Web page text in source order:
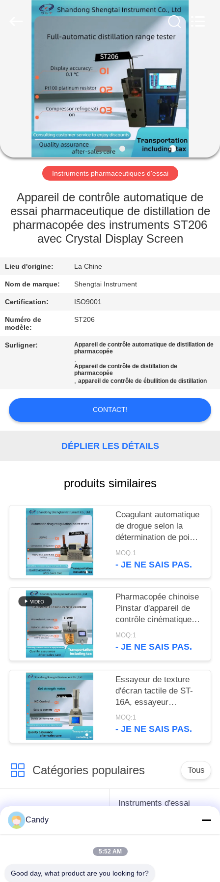
PRODUITS
SUJET
DE
NOUS
VISITE
D'USINE
CONTRÔLE
QUALITÉ
CONTACTEZ-
NOUS
DEMANDEZ
PLAN
Instruments pharmaceutiques d'essai
Appareil de contrôle automatique de
essai pharmaceutique de distillation de
pharmacopée des instruments ST206
avec Crystal Display Screen
Lieu d'origine: La Chine
Nom de marque: Shengtai Instrument
Certification: ISO9001
Numéro de
modèle:
ST206
Surligner:
Appareil de contrôle automatique de distillation de
pharmacopée
,
Appareil de contrôle de distillation de
pharmacopée
,appareil de contrôle de ébullition de distillation
CONTACT!
DÉPLIER LES DÉTAILS
produits similaires
Coagulant automatique
de drogue selon la
détermination de point
de congélation USP40
651
MOQ:1
- JE NE SAIS PAS.
Pharmacopée chinoise
Pinstar d'appareil de
contrôle cinématique
automatique de
viscosité de ST204B
MOQ:1
- JE NE SAIS PAS.
Essayeur de texture
d'écran tactile de ST-
16A, essayeur
médicinal de
concentration de
MOQ:1
- JE NE SAIS PAS.
Catégories populaires Tous
instruments de essai
de pétrole
Instruments d'essai
graisse
Équipement d'essai
d'huile de
Candy
5:52 AM
Good day, what product are you looking for?